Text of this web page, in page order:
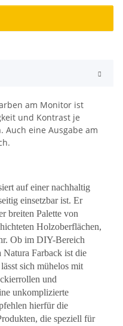
am Monitor ist
und Kontrast je
Auch eine Ausgabe am
auf einer nachhaltig
einsetzbar ist. Er
breiten Palette von
Holzoberflächen,
Ob im DIY-Bereich
Farback ist die
sich mühelos mit
und
unkomplizierte
hierfür die
die speziell für